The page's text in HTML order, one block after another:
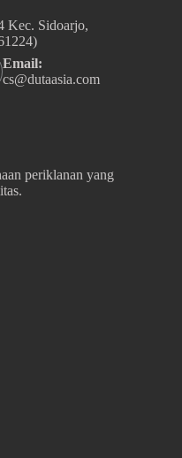
Kec. Sidoarjo,
Email:
cs@dutaasia.com
periklanan yang